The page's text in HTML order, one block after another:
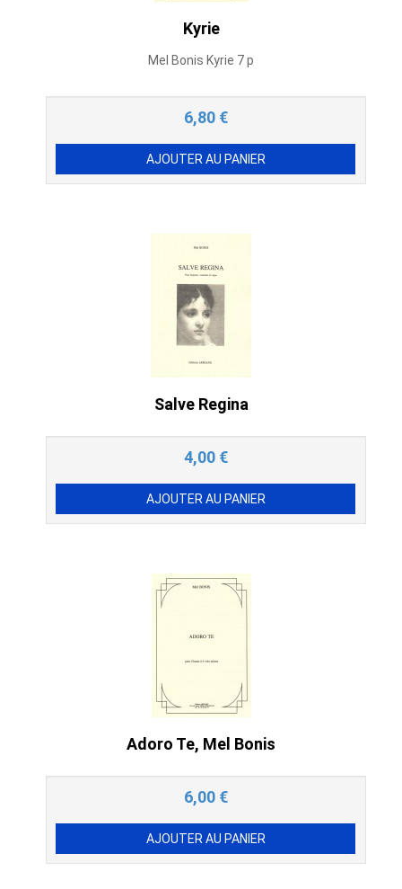
Kyrie
Mel Bonis Kyrie 7 p
6,80 €
Salve Regina
4,00 €
Adoro Te, Mel Bonis
6,00 €